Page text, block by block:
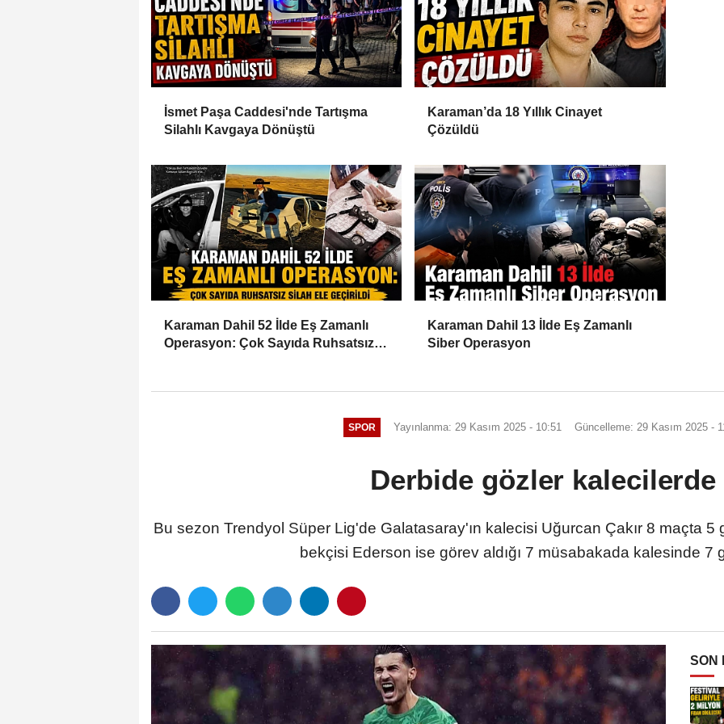
İsmet Paşa Caddesi'nde Tartışma
Silahlı Kavgaya Dönüştü
Karaman’da 18 Yıllık Cinayet
Çözüldü
Karaman Dahil 52 İlde Eş Zamanlı
Operasyon: Çok Sayıda Ruhsatsız
Karaman Dahil 13 İlde Eş Zamanlı
Siber Operasyon
SPOR Yayınlanma: 29 Kasım 2025 - 10:51 Güncelleme: 29 Kasım 2025 -
Derbide gözler kalecilerde
Bu sezon Trendyol Süper Lig'de Galatasaray'ın kalecisi Uğurcan Çakır 8 maçta
bekçisi Ederson ise görev aldığı 7 müsabakada kalesinde 7
SON